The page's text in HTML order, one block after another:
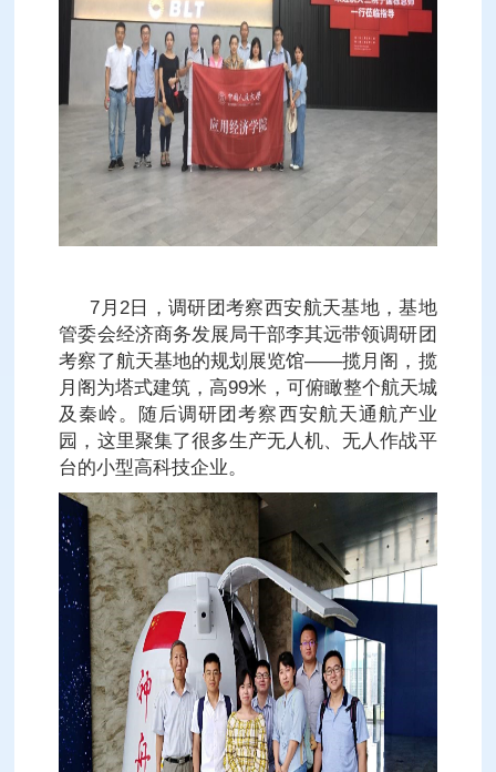
7月2日，调研团考察西安航天基地，基地
管委会经济商务发展局干部李其远带领调研团
考察了航天基地的规划展览馆——揽月阁，揽
月阁为塔式建筑，高99米，可俯瞰整个航天城
及秦岭。随后调研团考察西安航天通航产业
园，这里聚集了很多生产无人机、无人作战平
台的小型高科技企业。